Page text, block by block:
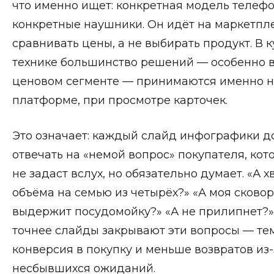
что именно ищет: конкретная модель
конкретные наушники. Он идёт на
сравнивать цены, а не выбирать продукт. В
технике большинство решений — особенно
ценовом сегменте — принимаются именно
платформе, при просмотре карточек.
Это означает: каждый слайд инфографики
отвечать на «немой вопрос» покупателя,
не задаст вслух, но обязательно думает. «А
объёма на семью из четырёх?» «А моя
выдержит посудомойку?» «А не
точнее слайды закрывают эти вопросы —
конверсия в покупку и меньше возвратов
несбывшихся ожиданий.